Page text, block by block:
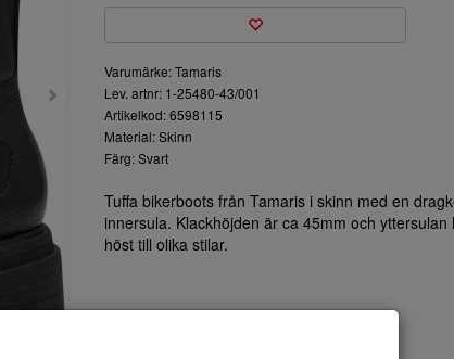
Varumärke: Tamaris
Lev. artnr: 1-25480-43/001
Artikelkod: 6598115
Material: Skinn
Färg: Svart
Tuffa bikerboots från Tamaris i skinn med en
innersula. Klackhöjden är ca 45mm och
höst till olika stilar.